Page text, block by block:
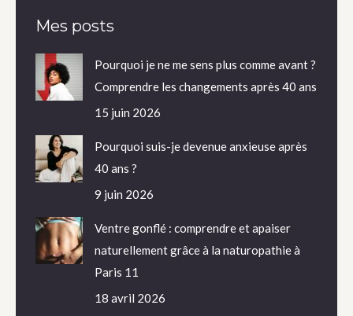
Mes posts
Pourquoi je ne me sens plus comme avant ?
Comprendre les changements après 40 ans
15 juin 2026
Pourquoi suis-je devenue anxieuse après
40 ans ?
9 juin 2026
Ventre gonflé : comprendre et apaiser
naturellement grâce à la naturopathie à
Paris 11
18 avril 2026